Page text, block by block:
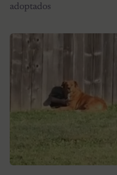
adoptados